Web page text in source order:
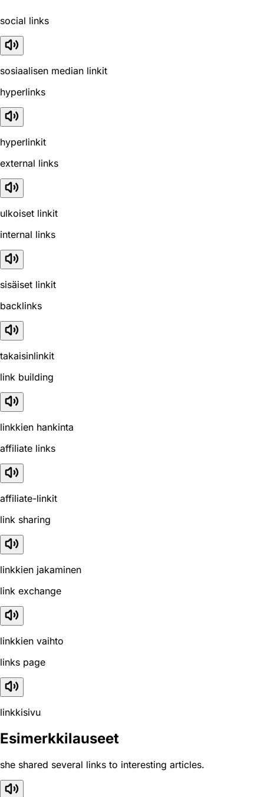
social links
sosiaalisen median linkit
hyperlinks
hyperlinkit
external links
ulkoiset linkit
internal links
sisäiset linkit
backlinks
takaisinlinkit
link building
linkkien hankinta
affiliate links
affiliate-linkit
link sharing
linkkien jakaminen
link exchange
linkkien vaihto
links page
linkkisivu
Esimerkkilauseet
she shared several links to interesting articles.